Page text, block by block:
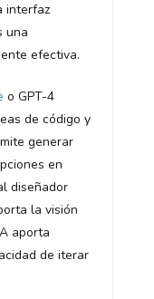
interfaz
una
efectiva.
o GPT-4
de código y
generar
en
diseñador
la visión
aporta
de iterar